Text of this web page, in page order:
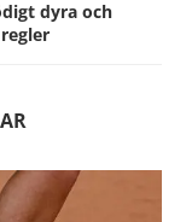
dyra och